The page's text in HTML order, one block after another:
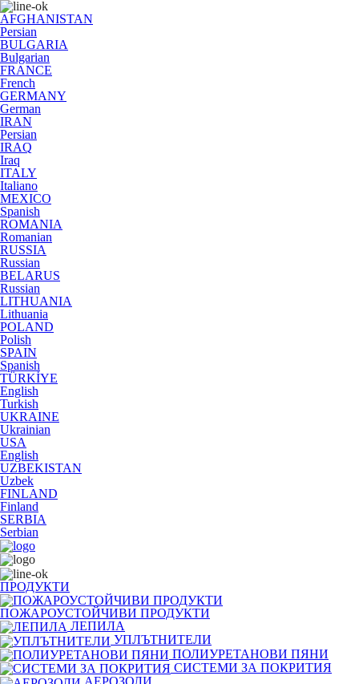
AFGHANISTAN
Persian
BULGARIA
Bulgarian
FRANCE
French
GERMANY
German
IRAN
Persian
IRAQ
Iraq
ITALY
Italiano
MEXICO
Spanish
ROMANIA
Romanian
RUSSIA
Russian
BELARUS
Russian
LITHUANIA
Lithuania
POLAND
Polish
SPAIN
Spanish
TÜRKİYE
English
Turkish
UKRAINE
Ukrainian
USA
English
UZBEKISTAN
Uzbek
FINLAND
Finland
SERBIA
Serbian
ПРОДУКТИ
ПОЖАРОУСТОЙЧИВИ ПРОДУКТИ
ЛЕПИЛА
УПЛЪТНИТЕЛИ
ПОЛИУРЕТАНОВИ ПЯНИ
СИСТЕМИ ЗА ПОКРИТИЯ